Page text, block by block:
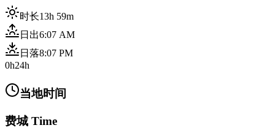
时长13h 59m
日出6:07 AM
日落8:07 PM
0h24h
当地时间
费城 Time